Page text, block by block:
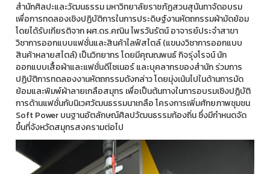
สำนักศิลปะและวัฒนธรรม มหาวิทยาลัยราชภัฏสวนสุนันทาจัดอบรม
เพื่อการทดลองเชิงปฏิบัติการในการประดิษฐ์งานหัตถกรรมผ้ามัดย้อม
โดยได้รับเกียรติจาก ผศ.ดร.คณิน ไพรวันรัตน์ อาจารย์ประจำสาขา
วิชาการออกแบบแฟชั่นและสินค้าไลฟ์สไตล์ (แขนงวิชาการออกแบบ
สินค้าหลายสไตล์) เป็นวิทยากร โดยมีคุณณพนธ์ กิจรุ่งโรจน์ นัก
ออกแบบเสื้อผ้าและแฟชั่นดีไซเนอร์ และบุคลากรของสำนัก ร่วมการ
ปฏิบัติการทดลองงานหัตถกรรมดังกล่าว โดยมุ่งเน้นไปในด้านการมัด
ย้อมและพิมพ์ผ้าลายเกลือสมุทร เพื่อเป็นต้นทางในการอบรมเชิงปฏิบัติ
การด้านแฟชั่นกับนิเวศวัฒนธรรมนาเกลือ โครงการเพิ่มศักยภาพชุมชน
Soft Power บนฐานอัตลักษณ์ศิลปวัฒนธรรมท้องถิ่น ซึ่งมีกำหนดจัด
ขึ้นที่จังหวัดสมุทรสงครามต่อไป